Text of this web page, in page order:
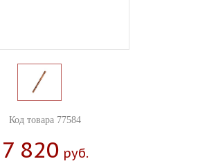
Код товара 77584
7 820 Руб.